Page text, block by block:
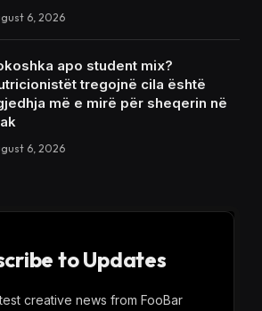
6, 2026
apo student mix?
tregojnë cila është
më e mirë për sheqerin në
6, 2026
to Updates
creative news from FooBar